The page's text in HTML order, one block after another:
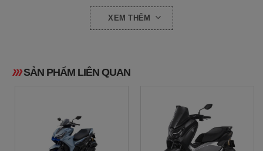
Đường kính và hành trình
52,4 mm x 57,9 mm
Mô men cực đại
10,4 N.m (1,1 kgf.m)/5.000
vòng/phút
XEM THÊM
SẢN PHẨM LIÊN QUAN